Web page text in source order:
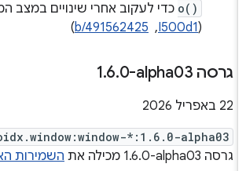
o()כדי לעקוב אחרי שינויים במצב
I500d1
, ‏
b/491562425
)
גרסה ‎1 .6.0-alpha03
‫22 באפריל 2026
*:1.6.0-alpha03
גרסה ‎1.6.0-alpha03 מכילה את
השמירות